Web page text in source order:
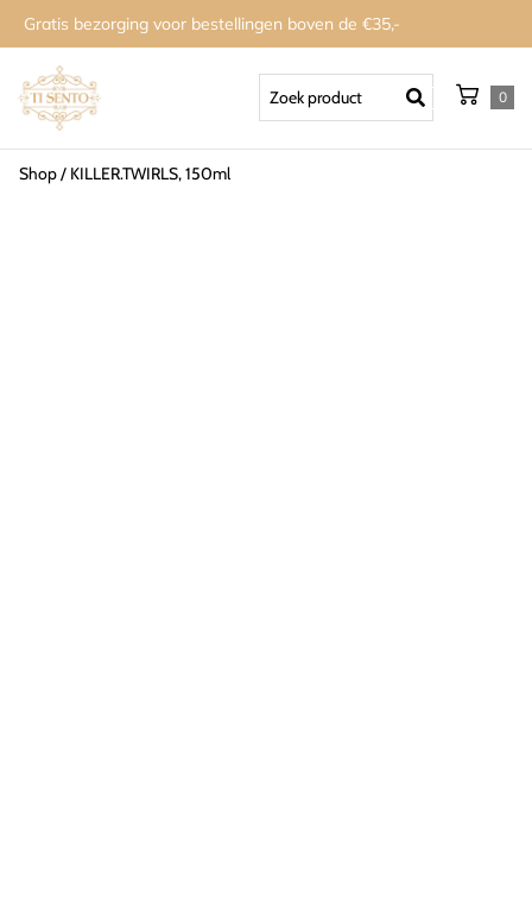
Gratis bezorging voor bestellingen boven de €35,-
0
Shop/ KILLER.TWIRLS, 150ml